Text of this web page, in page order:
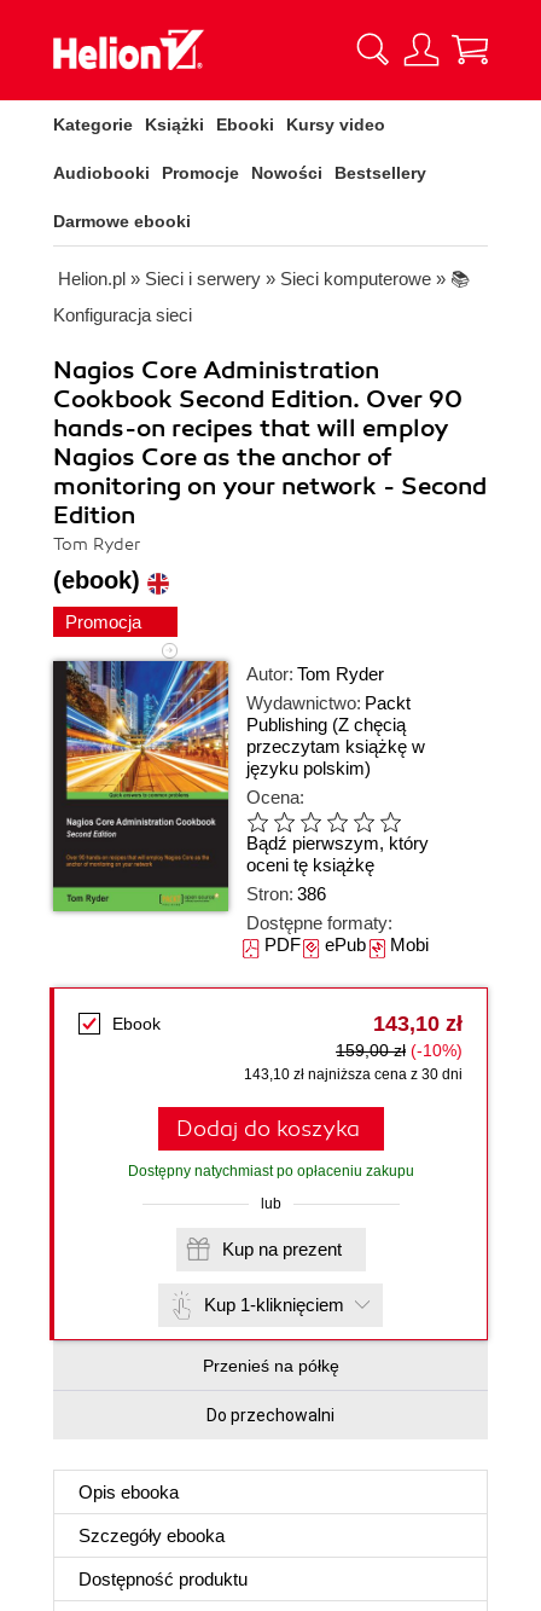
Kategorie Książki Ebooki Kursy video
Audiobooki Promocje Nowości Bestsellery
Darmowe ebooki
Helion.pl » Sieci i serwery » Sieci komputerowe » 📚
Konfiguracja sieci
Nagios Core Administration
Cookbook Second Edition. Over 90
hands-on recipes that will employ
Nagios Core as the anchor of
monitoring on your network - Second
Edition
Tom Ryder
(ebook)
Promocja
Autor: Tom Ryder
Wydawnictwo: Packt
Publishing (Z chęcią
przeczytam książkę w
języku polskim)
Ocena:
Bądź pierwszym, który
oceni tę książkę
Stron: 386
Dostępne formaty:
PDFePubMobi
Ebook 143,10 zł
159,00 zł (-10%)
143,10 zł najniższa cena z 30 dni
Dodaj do koszyka
Dostępny natychmiast po opłaceniu zakupu
lub
Kup na prezent
Kup 1-kliknięciem
Przenieś na półkę
Do przechowalni
Opis ebooka
Szczegóły ebooka
Dostępność produktu